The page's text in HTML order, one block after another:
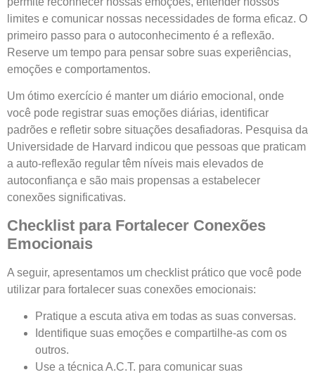
limites e comunicar nossas necessidades de forma eficaz. O
primeiro passo para o autoconhecimento é a reflexão.
Reserve um tempo para pensar sobre suas experiências,
emoções e comportamentos.
Um ótimo exercício é manter um diário emocional, onde
você pode registrar suas emoções diárias, identificar
padrões e refletir sobre situações desafiadoras. Pesquisa da
Universidade de Harvard indicou que pessoas que praticam
a auto-reflexão regular têm níveis mais elevados de
autoconfiança e são mais propensas a estabelecer
conexões significativas.
Checklist para Fortalecer Conexões
Emocionais
A seguir, apresentamos um checklist prático que você pode
utilizar para fortalecer suas conexões emocionais:
Pratique a escuta ativa em todas as suas conversas.
Identifique suas emoções e compartilhe-as com os
outros.
Use a técnica A.C.T. para comunicar suas